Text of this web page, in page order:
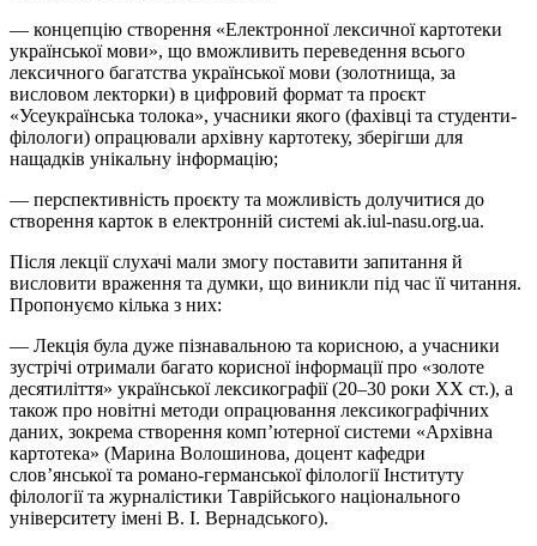
— концепцію створення «Електронної лексичної картотеки
української мови», що вможливить переведення всього
лексичного багатства української мови (золотнища, за
висловом лекторки) в цифровий формат та проєкт
«Усеукраїнська толока», учасники якого (фахівці та студенти-
філологи) опрацювали архівну картотеку, зберігши для
нащадків унікальну інформацію;
— перспективність проєкту та можливість долучитися до
створення карток в електронній системі ak.iul-nasu.org.ua.
Після лекції слухачі мали змогу поставити запитання й
висловити враження та думки, що виникли під час її читання.
Пропонуємо кілька з них:
— Лекція була дуже пізнавальною та корисною, а учасники
зустрічі отримали багато корисної інформації про «золоте
десятиліття» української лексикографії (20–30 роки XХ ст.), а
також про новітні методи опрацювання лексикографічних
даних, зокрема створення комп’ютерної системи «Архівна
картотека» (Марина Волошинова, доцент кафедри
слов’янської та романо-германської філології Інституту
філології та журналістики Таврійського національного
університету імені В. І. Вернадського).